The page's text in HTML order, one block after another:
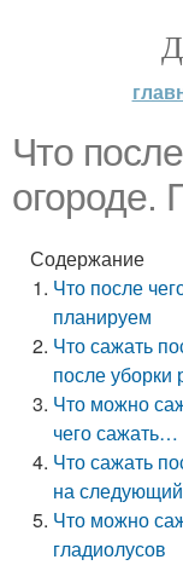
Что
огороде.
Содержание
Что после
планируем
Что сажать
после уборки
Что можно
чего сажать…
Что сажать
на
Что можно
гладиолусов